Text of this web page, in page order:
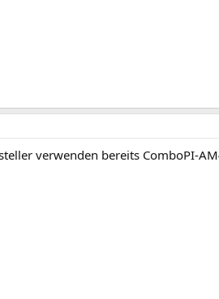
verwenden bereits ComboPI-